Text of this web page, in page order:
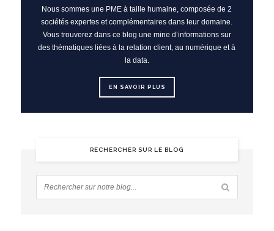
Nous sommes une PME à taille humaine, composée de 2
sociétés expertes et complémentaires dans leur domaine.
Vous trouverez dans ce blog une mine d’informations sur
des thématiques liées à la relation client, au numérique et à
la data.
EN SAVOIR PLUS
RECHERCHER SUR LE BLOG